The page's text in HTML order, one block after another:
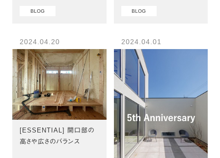
BLOG BLOG
2024.04.20
[ESSENTIAL] 開口部の
高さや広さのバランス
2024.04.01